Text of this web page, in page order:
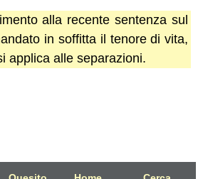
alla recente sentenza sul
in soffitta il tenore di vita,
applica alle separazioni.